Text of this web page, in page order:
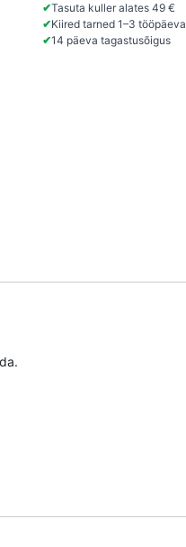
✔Tasuta kuller alates 49 €
✔Kiired tarned 1–3 tööpäeva
✔14 päeva tagastusõigus